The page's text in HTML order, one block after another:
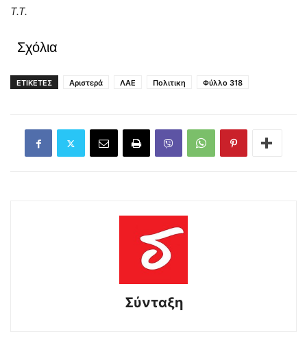
Τ.Τ.
Σχόλια
ΕΤΙΚΕΤΕΣ Αριστερά ΛΑΕ Πολιτικη Φύλλο 318
Σύνταξη